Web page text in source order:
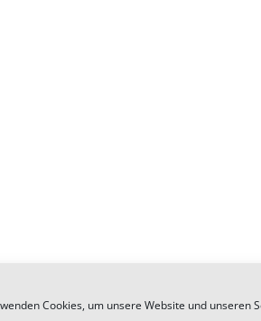
Cookies, um unsere Website und unseren